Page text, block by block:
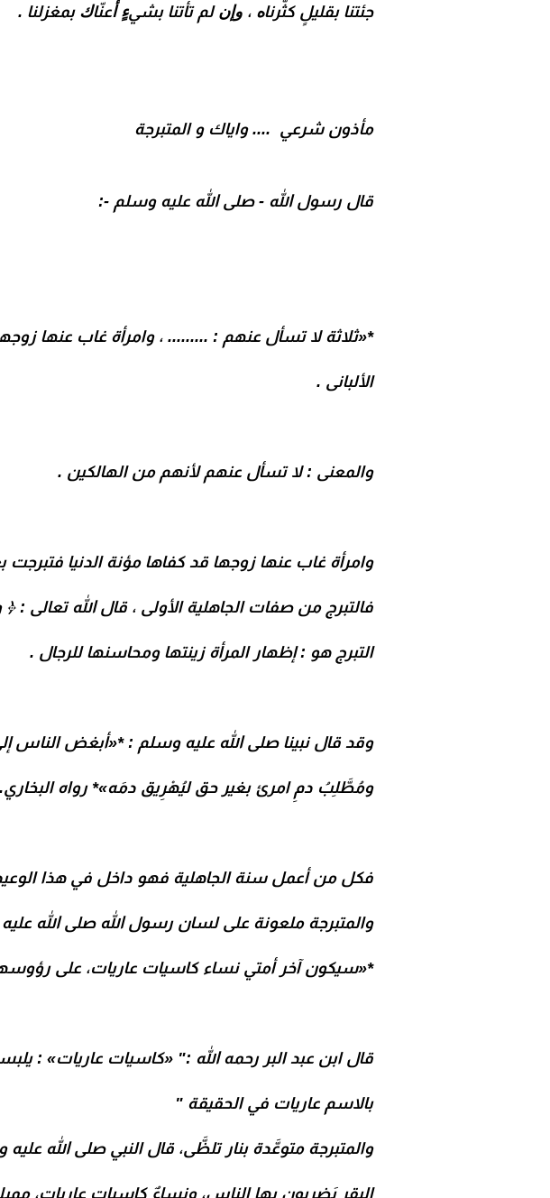
ﺟﺌﺘﻨﺎ ﺑﻘﻠﻴﻞٍ ﻛﺜّﺮﻧﺎﻩ ، ﻭﺇﻥ ﻟﻢ ﺗﺄﺗﻨﺎ ﺑﺸﻲﺀٍ ﺃﻋﻨّﺎﻙ ﺑﻤﻐﺰﻟﻨﺎ .
مأذون شرعي .... واياك و المتبرجة
قال رسول الله - صلى الله عليه وسلم -:
*«ثلاثة لا تسأل عنهم : ......... ، وامرأة غاب عنها
الألبانی .
والمعنى : لا تسأل عنهم لأنهم من الهالكين .
وامرأة غاب عنها زوجها قد كفاها مؤنة الدنيا فتبرجت
فالتبرج من صفات الجاهلية الأولى ، قال الله تعالى : ﴿
التبرج هو : إظهار المرأة زينتها ومحاسنها للرجال .
وقد قال نبينا صلى الله عليه وسلم : *«أبغض الناس
ومُطَّلِبُ دمِ امرئ بغير حق ليُهْرِيق دمَه»* رواه البخاري.
فكل من أعمل سنة الجاهلية فهو داخل في هذا الوعيد !
والمتبرجة ملعونة على لسان رسول الله صلى الله
*«سيكون آخر أمتي نساء كاسيات عاريات، على
قال ابن عبد البر رحمه الله :" «كاسيات عاريات» :
بالاسم عاريات في الحقيقة "
والمتبرجة متوعَّدة بنار تلظَّى، قال النبي صلى الله
البقر يَضربون بها الناس، ونساءٌ كاسيات عاريات،